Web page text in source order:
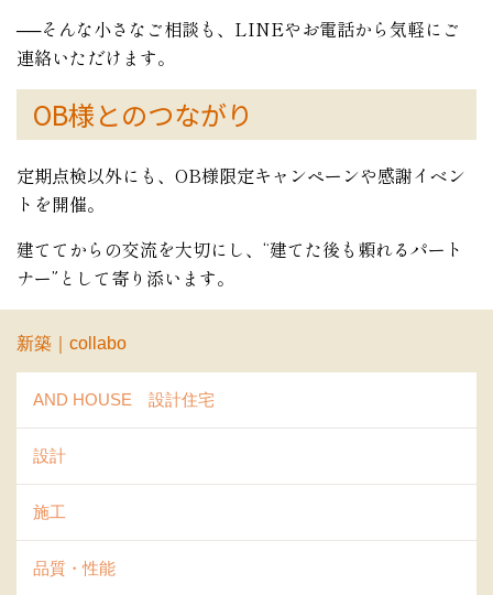
──そんな小さなご相談も、LINEやお電話から気軽にご
連絡いただけます。
OB様とのつながり
定期点検以外にも、OB様限定キャンペーンや感謝イベン
トを開催。
建ててからの交流を大切にし、“建てた後も頼れるパート
ナー”として寄り添います。
新築｜collabo
AND HOUSE 設計住宅
設計
施工
品質・性能